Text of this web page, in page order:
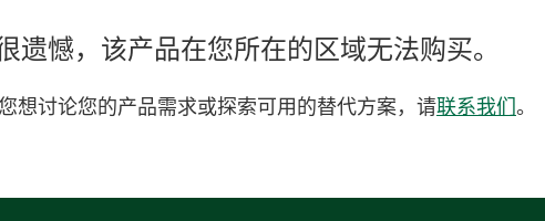
遗憾，该产品在您所在的区域无法购买。
想讨论您的产品需求或探索可用的替代方案，请联系我们。